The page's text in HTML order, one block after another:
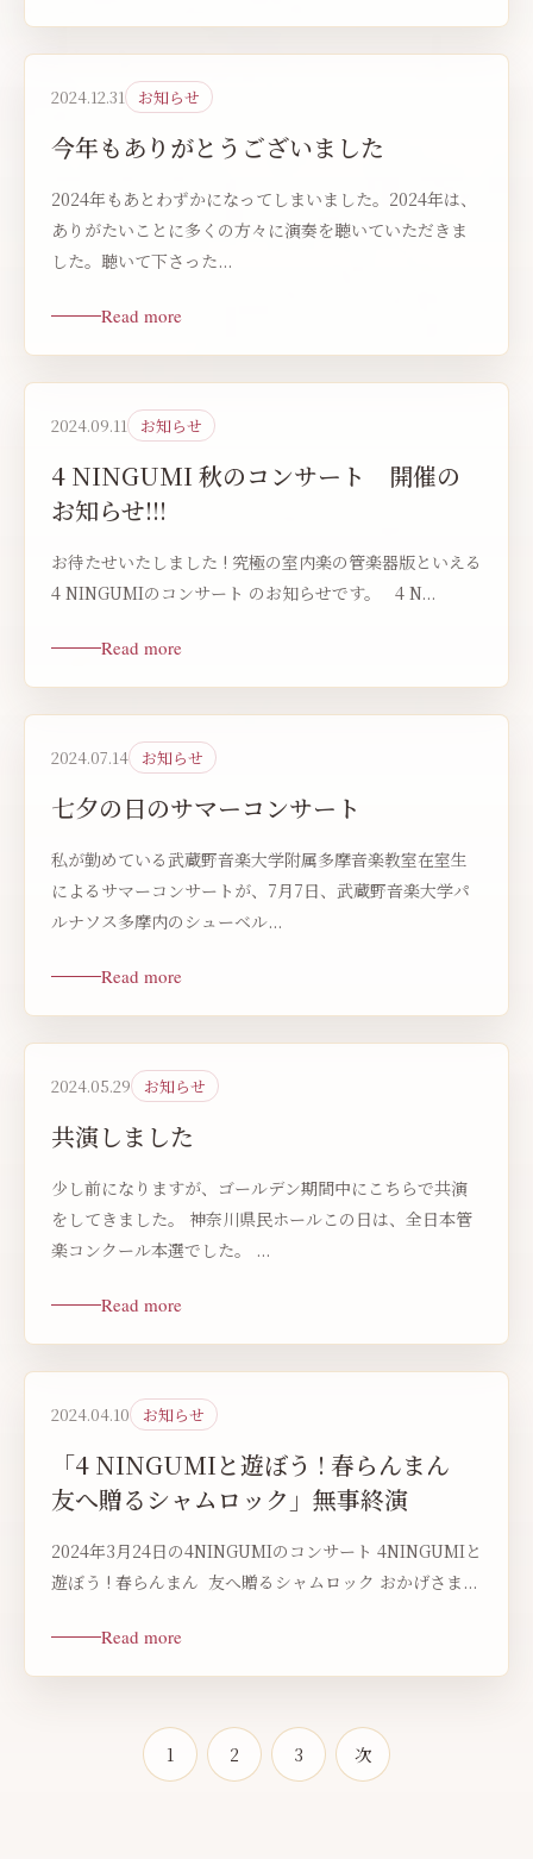
2024.12.31 お知らせ
今年もありがとうございました
2024年もあとわずかになってしまいました。2024年は、
ありがたいことに多くの方々に演奏を聴いていただきま
した。聴いて下さった...
Read more
2024.09.11 お知らせ
4 NINGUMI 秋のコンサート 開催の
お知らせ!!!
お待たせいたしました ! 究極の室内楽の管楽器版といえる
4 NINGUMIのコンサート のお知らせです。 4 N...
Read more
2024.07.14 お知らせ
七夕の日のサマーコンサート
私が勤めている武蔵野音楽大学附属多摩音楽教室在室生
によるサマーコンサートが、7月7日、武蔵野音楽大学パ
ルナソス多摩内のシューベル...
Read more
2024.05.29 お知らせ
共演しました
少し前になりますが、ゴールデン期間中にこちらで共演
をしてきました。 神奈川県民ホールこの日は、全日本管
楽コンクール本選でした。 ...
Read more
2024.04.10 お知らせ
「4 NINGUMIと遊ぼう ! 春らんまん
友へ贈るシャムロック」無事終演
2024年3月24日の4NINGUMIのコンサート 4NINGUMIと
遊ぼう ! 春らんまん 友へ贈るシャムロック おかげさま...
Read more
1 2 3 次